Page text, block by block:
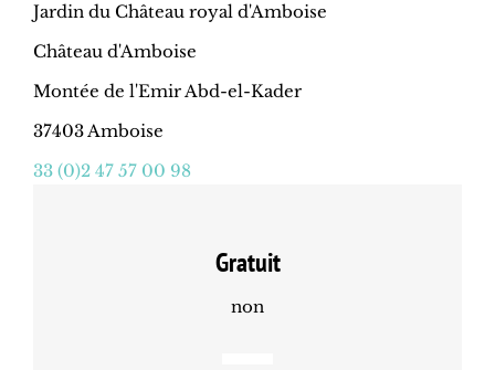
Jardin du Château royal d'Amboise
Château d'Amboise
Montée de l'Emir Abd-el-Kader
37403 Amboise
33 (0)2 47 57 00 98
Gratuit
non